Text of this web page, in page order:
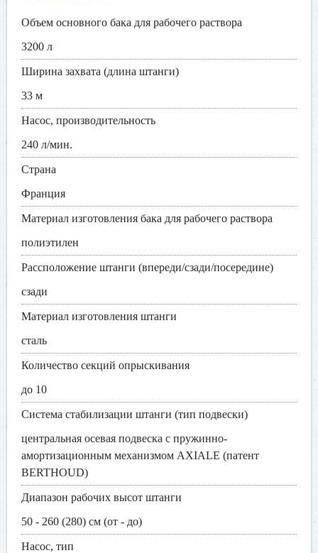
Объем основного бака для рабочего раствора
3200 л
Ширина захвата (длина штанги)
33 м
Насос, производительность
240 л/мин.
Страна
Франция
Материал изготовления бака для рабочего раствора
полиэтилен
Рассположение штанги (впереди/сзади/посередине)
сзади
Материал изготовления штанги
сталь
Количество секций опрыскивания
до 10
Система стабилизации штанги (тип подвески)
центральная осевая подвеска с пружинно-
амортизационным механизмом AXIALE (патент
BERTHOUD)
Диапазон рабочих высот штанги
50 - 260 (280) см (от - до)
Насос, тип